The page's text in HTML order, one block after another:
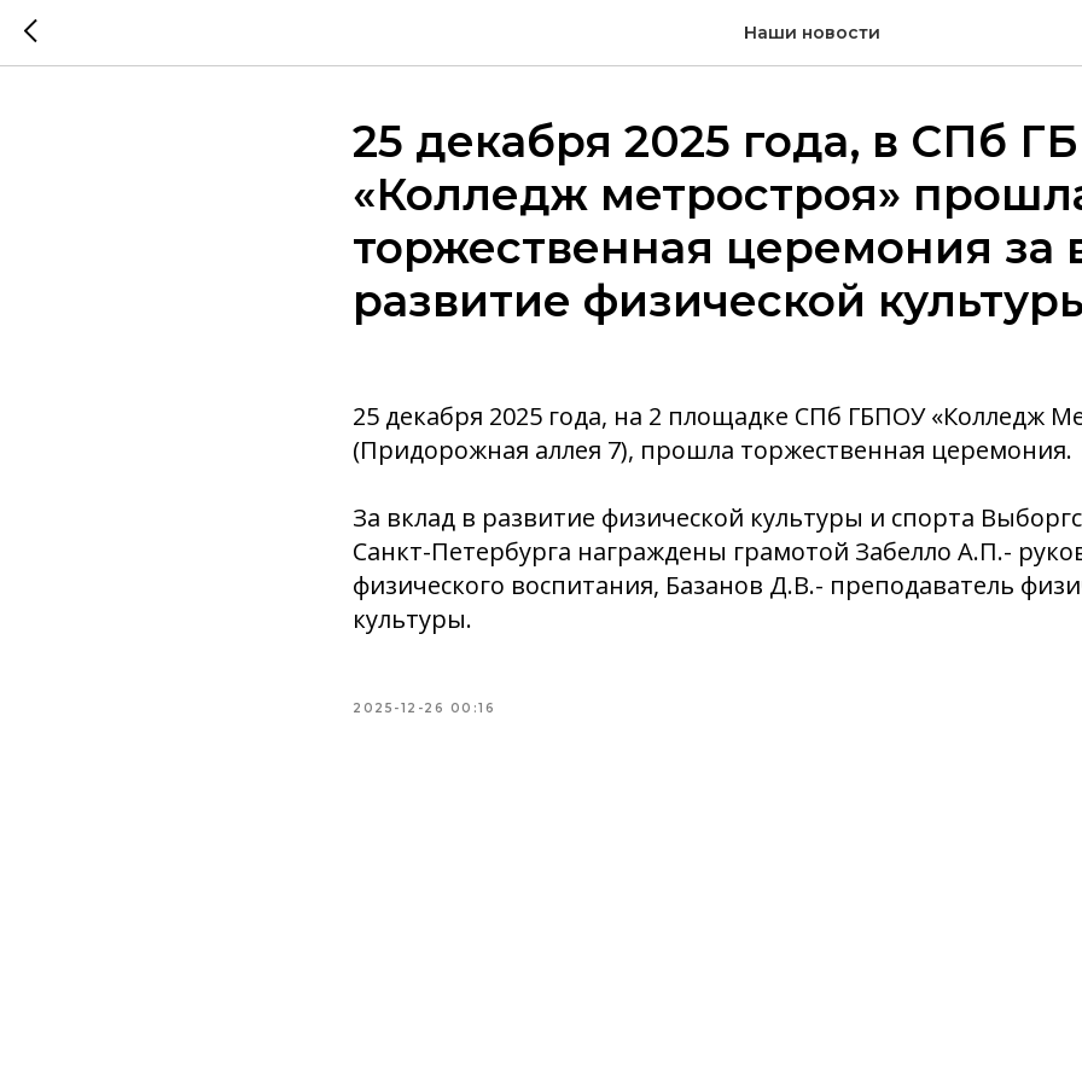
Наши новости
25 декабря 2025 года, в СПб
«Колледж метростроя»
торжественная церемония за
развитие физической
25 декабря 2025 года, на 2 площадке СПб ГБПОУ «Колледж
(Придорожная аллея 7), прошла торжественная церемония.
За вклад в развитие физической культуры и спорта
Санкт-Петербурга награждены грамотой Забелло А.П.-
физического воспитания, Базанов Д.В.- преподаватель
культуры.
2025-12-26 00:16